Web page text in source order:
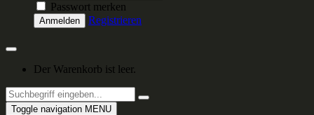
Passwort merken
Anmelden Registrieren
Der Warenkorb ist leer.
Toggle navigation MENU